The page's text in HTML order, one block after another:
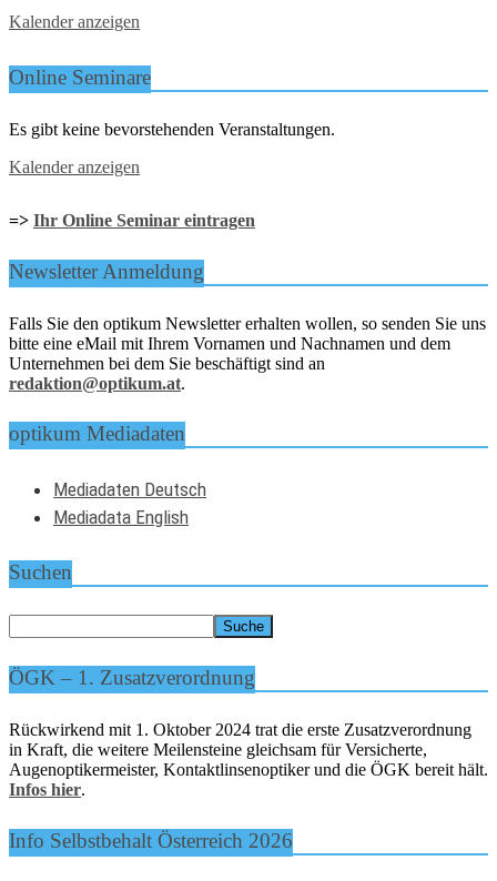
Kalender anzeigen
Online Seminare
Es gibt keine bevorstehenden Veranstaltungen.
Kalender anzeigen
=> Ihr Online Seminar eintragen
Newsletter Anmeldung
Falls Sie den optikum Newsletter erhalten wollen, so senden Sie uns
bitte eine eMail mit Ihrem Vornamen und Nachnamen und dem
Unternehmen bei dem Sie beschäftigt sind an
redaktion@optikum.at.
optikum Mediadaten
Mediadaten Deutsch
Mediadata English
Suchen
ÖGK – 1. Zusatzverordnung
Rückwirkend mit 1. Oktober 2024 trat die erste Zusatzverordnung
in Kraft, die weitere Meilensteine gleichsam für Versicherte,
Augenoptikermeister, Kontaktlinsenoptiker und die ÖGK bereit hält.
Infos hier.
Info Selbstbehalt Österreich 2026